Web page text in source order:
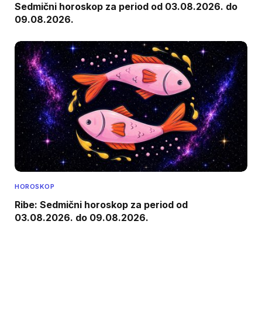
Sedmični horoskop za period od 03.08.2026. do
09.08.2026.
HOROSKOP
Ribe: Sedmični horoskop za period od
03.08.2026. do 09.08.2026.